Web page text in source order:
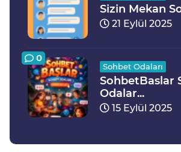
Sizin Mekan
21 Eylül 2025
0
Sohbet Odaları
SohbetBaslar
Odalar...
15 Eylül 2025